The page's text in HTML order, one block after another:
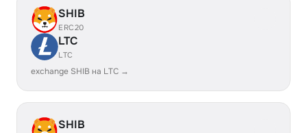
SHIB
ERC20
LTC
LTC
exchange SHIB на LTC →
SHIB